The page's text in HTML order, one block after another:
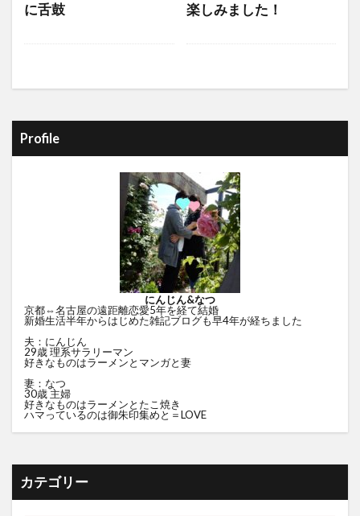
に舌鼓
楽しみました！
Profile
にんじん&なつ
京都⇔名古屋の遠距離恋愛5年を経て結婚
新婚生活半年からはじめた雑記ブログも早4年が経ちました
夫：にんじん
29歳 理系サラリーマン
好きなものはラーメンとマンガと妻
妻：なつ
30歳 主婦
好きなものはラーメンとたこ焼き
ハマっているのは御朱印集めと＝LOVE
カテゴリー